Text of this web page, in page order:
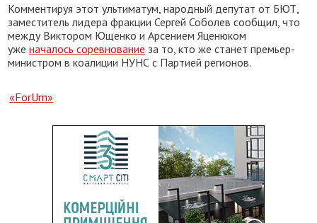
Комментируя этот ультиматум, народный депутат от БЮТ,
заместитель лидера фракции Сергей Соболев сообщил, что
между Виктором Ющенко и Арсением Яценюком
уженачалось соревнование за то, кто же станет премьер-
министром в коалиции НУНС с Партией регионов.
«ForUm»